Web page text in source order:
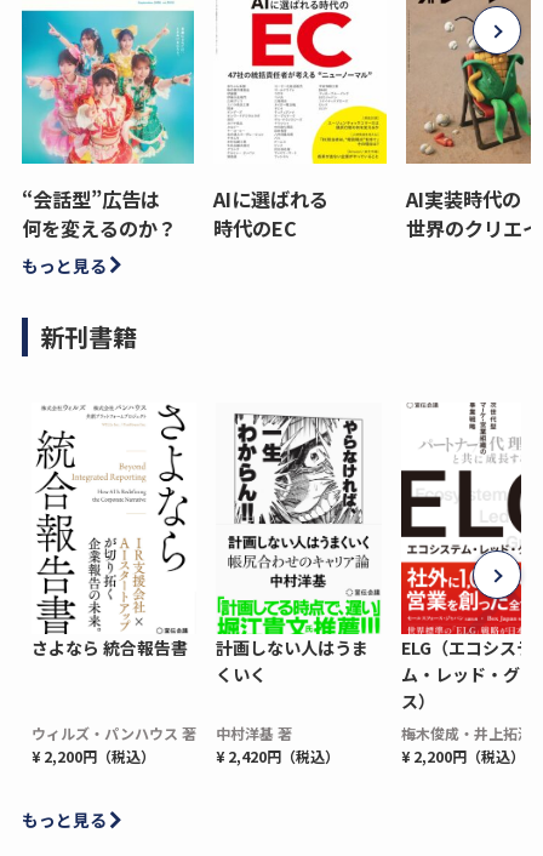
“会話型”広告は
何を変えるのか？
AIに選ばれる
時代のEC
AI実装時代の
世界のクリエ
もっと見る
新刊書籍
さよなら 統合報告書
ウィルズ・パンハウス 著
¥ 2,200円（税込）
計画しない人はうま
くいく
中村洋基 著
¥ 2,420円（税込）
ELG（エコシステ
ム・レッド・グロ
ス）
梅木俊成・井上拓海
¥ 2,200円（税込）
もっと見る